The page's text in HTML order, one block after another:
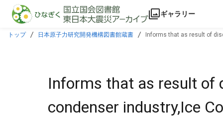
本文に飛ぶ
ギャラリー
トップ 日本原子力研究開発機構図書館蔵書
Informs that as result of
Informs that as result of
condenser industry,Ice